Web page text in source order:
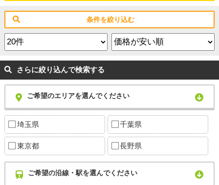
条件を絞り込む
さらに絞り込んで検索する
ご希望のエリアを選んでください
埼玉県 千葉県
東京都 長野県
ご希望の沿線・駅を選んでください